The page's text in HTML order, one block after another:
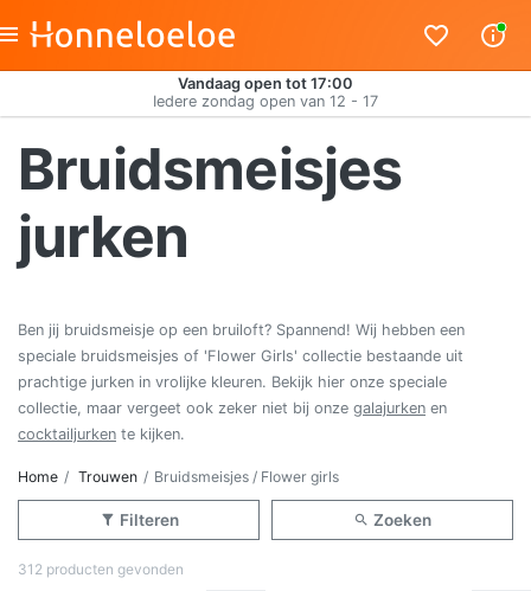
Vandaag open tot 17:00
Iedere zondag open van 12 - 17
Bruidsmeisjes
jurken
Ben jij bruidsmeisje op een bruiloft? Spannend! Wij hebben een
speciale bruidsmeisjes of 'Flower Girls' collectie bestaande uit
prachtige jurken in vrolijke kleuren. Bekijk hier onze speciale
collectie, maar vergeet ook zeker niet bij onze galajurken en
cocktailjurken te kijken.
Home Trouwen Bruidsmeisjes / Flower girls
Filteren Zoeken
312 producten gevonden